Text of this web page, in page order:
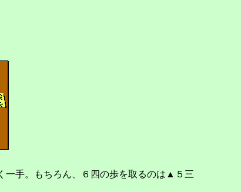
一手。もちろん、６四の歩を取るのは▲５三